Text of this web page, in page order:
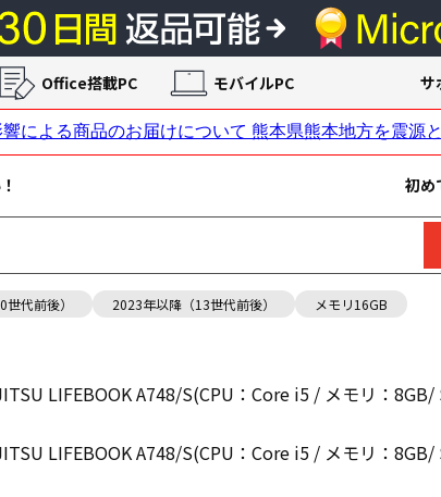
初め
代前後） 2023年以降（13世代前後） メモリ16GB
Office搭載PC モバイルPC サ
LIFEBOOK A748/S(CPU：Core i5 / メモリ：
LIFEBOOK A748/S(CPU：Core i5 / メモリ：